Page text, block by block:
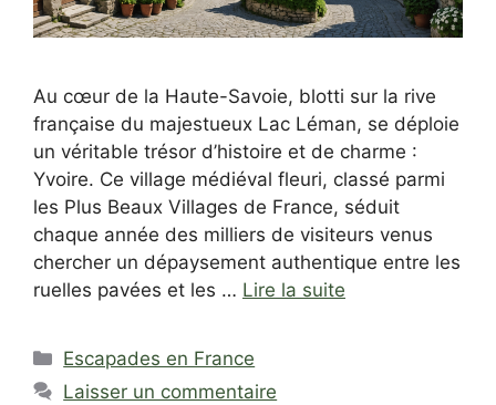
Au cœur de la Haute-Savoie, blotti sur la rive
française du majestueux Lac Léman, se déploie
un véritable trésor d’histoire et de charme :
Yvoire. Ce village médiéval fleuri, classé parmi
les Plus Beaux Villages de France, séduit
chaque année des milliers de visiteurs venus
chercher un dépaysement authentique entre les
ruelles pavées et les … Lire la suite
Catégories
Escapades en France
Laisser un commentaire